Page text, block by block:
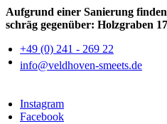
Aufgrund einer Sanierung
schräg gegenüber: Holzgraben
+49 (0) 241 - 269 22
info@veldhoven-smeets.de
Instagram
Facebook